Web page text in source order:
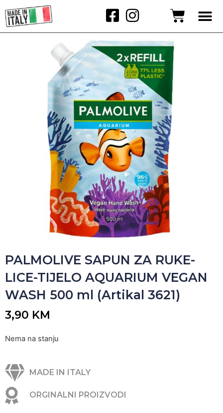
PALMOLIVE SAPUN ZA RUKE-
LICE-TIJELO AQUARIUM VEGAN
WASH 500 ml (Artikal 3621)
3,90 KM
Nema na stanju
MADE IN ITALY
ORGINALNI PROIZVODI